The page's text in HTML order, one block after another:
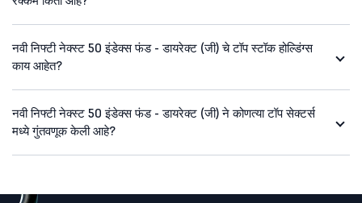
नवी निफ्टी नेक्स्ट 50 इंडेक्स फंड - डायरेक्ट (जी) चे टॉप स्टॉक होल्डिंग्स
काय आहेत?
नवी निफ्टी नेक्स्ट 50 इंडेक्स फंड - डायरेक्ट (जी) ने कोणत्या टॉप सेक्टर्स
मध्ये गुंतवणूक केली आहे?